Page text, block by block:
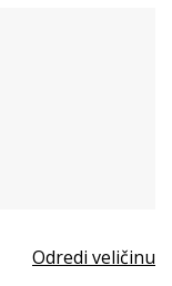
Odredi veličinu